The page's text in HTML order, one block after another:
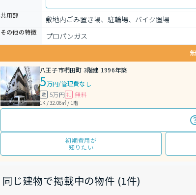
共用部
敷地内ごみ置き場、駐輪場、バイク置場
その他の特徴
プロパンガス
八王子市椚田町 3階建 1996年築
5万円/管理費なし
敷 5万円 礼 無料
1K / 32.06㎡ / 1階
初期費用が
知りたい
同じ建物で掲載中の物件 (1件)